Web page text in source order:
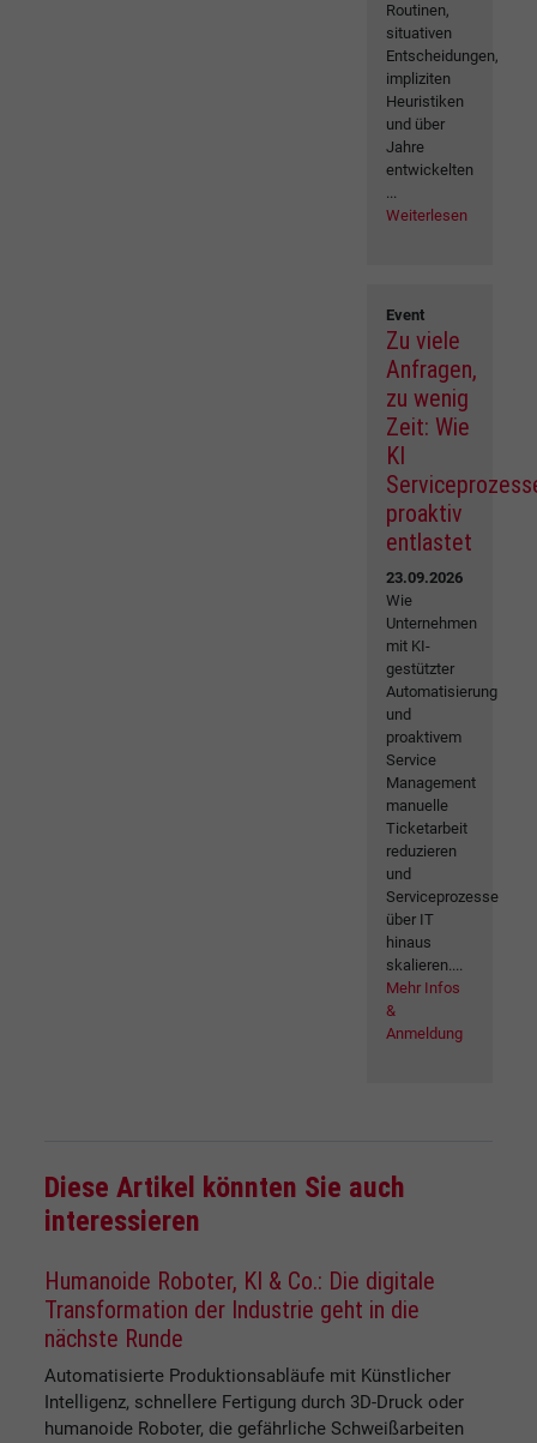
Routinen,
situativen
Entscheidungen,
impliziten
Heuristiken
und über
Jahre
entwickelten
...
Weiterlesen
Event
Zu viele
Anfragen,
zu wenig
Zeit: Wie
KI
proaktiv
entlastet
23.09.2026
Wie
Unternehmen
mit KI-
gestützter
Automatisierung
und
proaktivem
Service
Management
manuelle
Ticketarbeit
reduzieren
und
Serviceprozesse
über IT
hinaus
skalieren....
Mehr Infos
&
Anmeldung
Diese Artikel könnten Sie auch
interessieren
Humanoide Roboter, KI & Co.: Die digitale
Transformation der Industrie geht in die
nächste Runde
Automatisierte Produktionsabläufe mit Künstlicher
Intelligenz, schnellere Fertigung durch 3D-Druck oder
humanoide Roboter, die gefährliche Schweißarbeiten